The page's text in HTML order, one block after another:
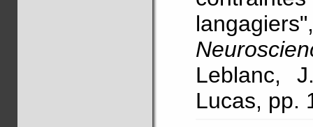
Leblanc,
Lucas, pp.